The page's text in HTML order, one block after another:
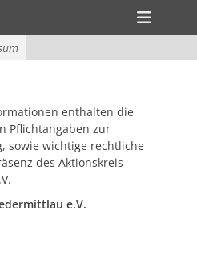
enthalten die
Pflichtangaben zur
sowie wichtige rechtliche
des Aktionskreis
e.V.